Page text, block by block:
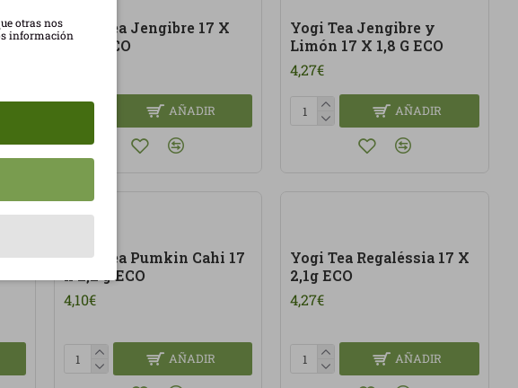
Yogi Tea Jengibre 17 X
1,8 G ECO
AÑADIR
Yogi Tea Jengibre y
Limón 17 X 1,8 G ECO
4,27€
AÑADIR
Yogi Tea Pumkin Cahi 17
x 2,2 g ECO
4,10€
AÑADIR
Yogi Tea Regaléssia 17 X
2,1g ECO
4,27€
AÑADIR
otras nos
información